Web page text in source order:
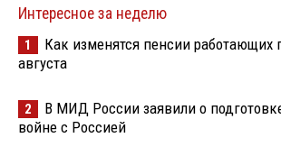
Интересное за неделю
1
Как изменятся пенсии работающих
августа
2
В МИД России заявили о
войне с Россией